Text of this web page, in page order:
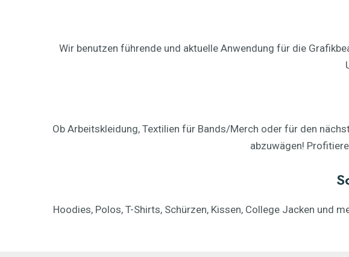
Wir benutzen führende und aktuelle Anwendung für die
Ob Arbeitskleidung, Textilien für Bands/Merch oder für den
abzuwägen!
Hoodies, Polos, T-Shirts, Schürzen, Kissen, College Jacken und